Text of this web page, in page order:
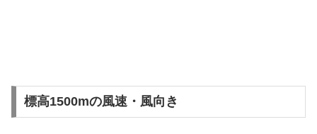
標高1500mの風速・風向き